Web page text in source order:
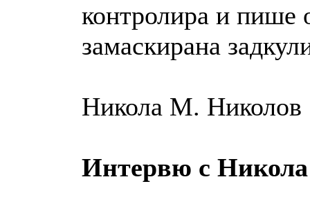
контролира и пише
замаскирана
Никола М. Николов
Интервю с Никола